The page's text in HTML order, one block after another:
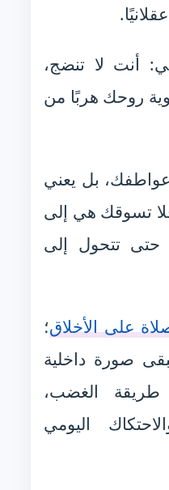
أنت لا تنضج،
روحك هربًا من
بل يعني
تسوقك هي إلى
حتى تتحول إلى
على الأخلاق؛
صورة داخلية
الغضب،
اليومي